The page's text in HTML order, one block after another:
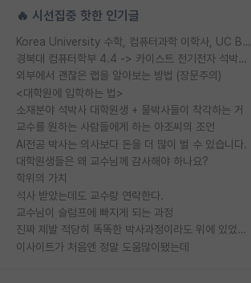
🔥 시선집중 핫한 인기글
Korea University 수학, 컴퓨터과학 이학사, UC Berkeley 산업공학 대학원 공학박사가 되는 것은 쉽지 않겠죠?
경북대 컴퓨터학부 4.4 -> 카이스트 전기전자 석박사통합과정 합격
외부에서 괜찮은 랩을 알아보는 방법 (장문주의)
<대학원에 입학하는 법>
소재분야 석박사 대학원생 + 물박사들이 착각하는 거
교수를 원하는 사람들에게 하는 아조씨의 조언
AI전공 박사는 의사보다 돈을 더 많이 벌 수 있습니다.
대학원생들은 왜 교수님께 감사해야 하나요?
학위의 가치
석사 받았는데도 교수랑 연락한다.
교수님이 슬럼프에 빠지게 되는 과정
진짜 제발 적당히 똑똑한 박사과정이라도 위에 있었으면..
이사이트가 처음엔 정말 도움많이됐는데